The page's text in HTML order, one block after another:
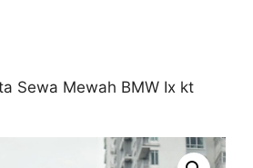
Sewa Mewah BMW Ix kt